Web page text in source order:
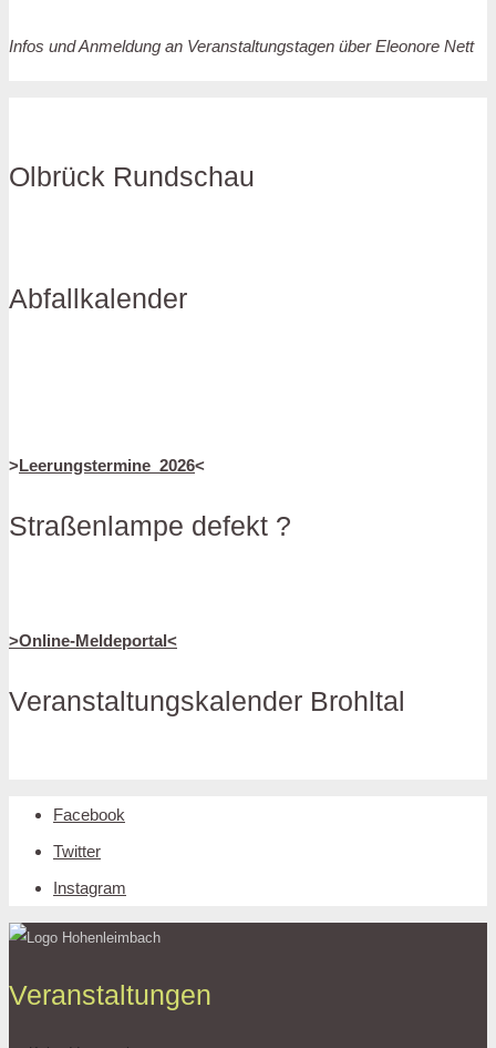
Infos und Anmeldung an Veranstaltungstagen über Eleonore Nett
Olbrück Rundschau
Abfallkalender
>Leerungstermine_2026<
Straßenlampe defekt ?
>Online-Meldeportal<
Veranstaltungskalender Brohltal
Facebook
Twitter
Instagram
Veranstaltungen